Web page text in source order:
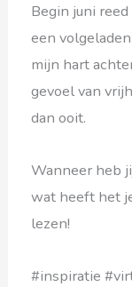
Begin juni
een
mijn hart
gevoel van
dan ooit.
Wanneer heb
wat heeft het
lezen!
#inspiratie